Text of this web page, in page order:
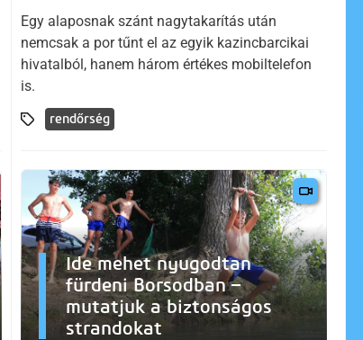
Egy alaposnak szánt nagytakarítás után
nemcsak a por tűnt el az egyik kazincbarcikai
hivatalból, hanem három értékes mobiltelefon
is.
rendőrség
Ide mehet nyugodtan
fürdeni Borsodban –
mutatjuk a biztonságos
strandokat